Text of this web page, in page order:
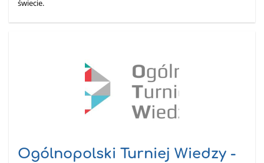
świecie.
Ogólnopolski Turniej Wiedzy -